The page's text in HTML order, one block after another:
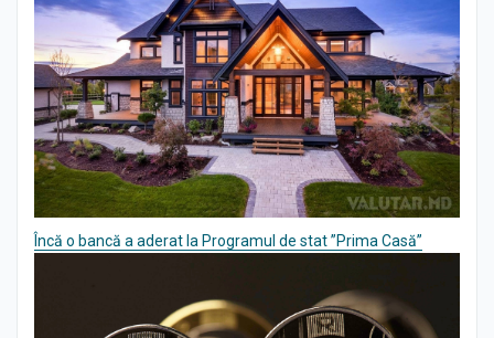
Încă o bancă a aderat la Programul de stat ”Prima Casă”